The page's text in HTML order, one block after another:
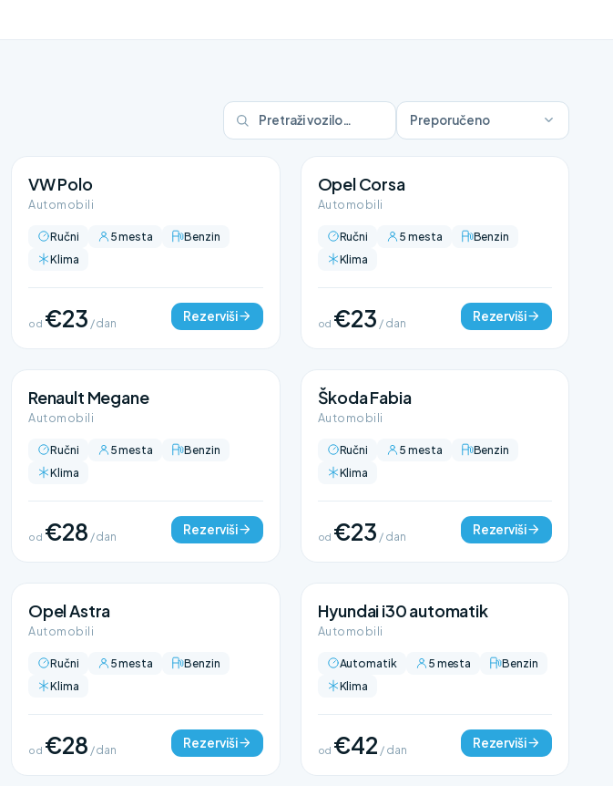
Preporučeno
VW Polo
Automobili
Ručni 5 mesta
Benzin
Klima
od €23 / dan Rezerviši
Opel Corsa
Automobili
Ručni 5 mesta
Benzin
Klima
od €23 / dan Rezerviši
Renault Megane
Automobili
Ručni 5 mesta
Benzin
Klima
od €28 / dan Rezerviši
Škoda Fabia
Automobili
Ručni 5 mesta
Benzin
Klima
od €23 / dan Rezerviši
Opel Astra
Automobili
Ručni 5 mesta
Benzin
Klima
od €28 / dan Rezerviši
Hyundai i30 automatik
Automobili
Automatik 5 mesta
Benzin
Klima
od €42 / dan Rezerviši